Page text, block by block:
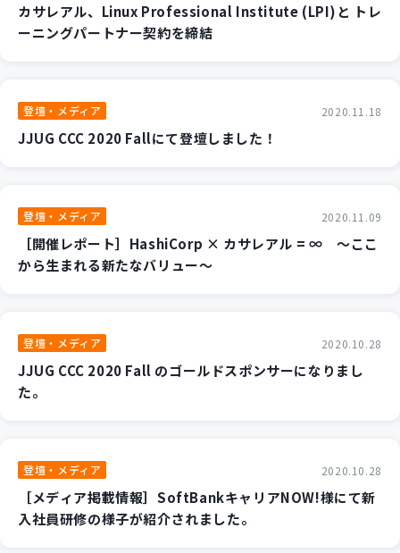
カサレアル、Linux Professional Institute (LPI)と トレ
ーニングパートナー契約を締結
登壇・メディア 2020.11.18
JJUG CCC 2020 Fallにて登壇しました！
登壇・メディア 2020.11.09
［開催レポート］HashiCorp × カサレアル = ∞ ～ここ
から生まれる新たなバリュー～
登壇・メディア 2020.10.28
JJUG CCC 2020 Fall のゴールドスポンサーになりまし
た。
登壇・メディア 2020.10.28
［メディア掲載情報］SoftBankキャリアNOW!様にて新
入社員研修の様子が紹介されました。